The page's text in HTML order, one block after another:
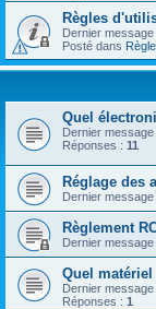
Règles
Dernier
Posté dans
Quel
Dernier
Réponses : 11
Réglage des
Dernier
Règlement
Dernier
Quel
Dernier
Réponses : 1